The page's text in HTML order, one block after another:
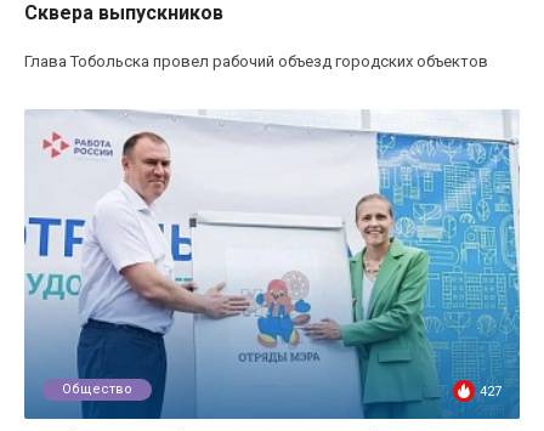
Сквера выпускников
Глава Тобольска провел рабочий объезд городских объектов
Общество 427